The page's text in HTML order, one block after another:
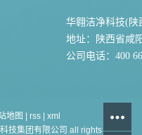
华翱洁净科技(陕
地址：陕西省咸
公司电话：400
地图 rss| xml
技集团有限公司 all rights